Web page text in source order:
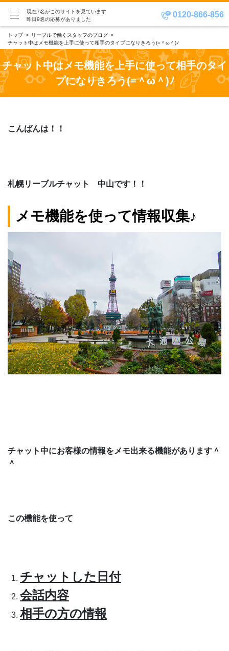
0120-866-856
現在7名がこのサイトを見ています
昨日9名の応募がありました
トップ
リーブルで働くスタッフのブログ
チャット中はメモ機能を上手に使って相手のタイプになりきろう(=＾ω＾)ﾉ
チャット中はメモ機能を上手に使って相手のタイ
プになりきろう(=＾ω＾)ﾉ
こんばんは！！
札幌リーブルチャット 中山です！！
メモ機能を使って情報収集♪
チャット中にお客様の情報をメモ出来る機能があります＾
＾
この機能を使って
チャットした日付
会話内容
相手の方の情報